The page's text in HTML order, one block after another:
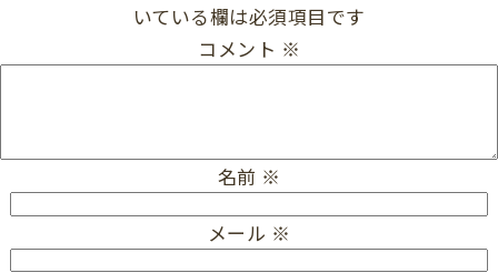
いている欄は必須項目です
コメント ※
名前 ※
メール ※